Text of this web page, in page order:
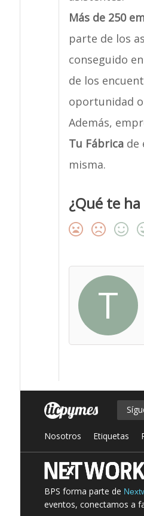
Más de 250
parte de los
conseguido
de los
oportunidad
Además,
Tu Fábricade
misma.
¿Qué te
T
Nosotros Etiquetas
BPS forma parte de
eventos, conectamos a